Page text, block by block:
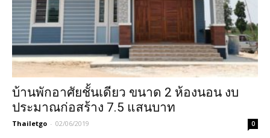
บ้านพักอาศัยชั้นเดียว ขนาด 2 ห้องนอน งบ
ประมาณก่อสร้าง 7.5 แสนบาท
Thailetgo - 02/06/2019 0